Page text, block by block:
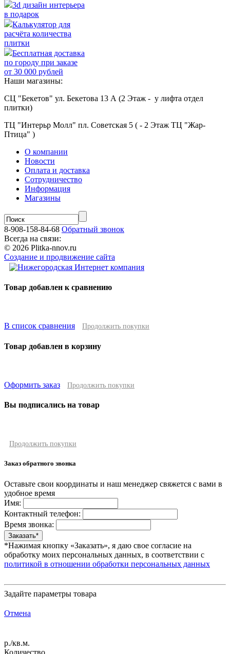
3d дизайн интерьера
в подарок
Калькулятор для
расчёта количества
плитки
Бесплатная доставка
по городу при заказе
от 30 000 рублей
Наши магазины:
СЦ "Бекетов" ул. Бекетова 13 А (2 Этаж - у лифта отдел
плитки)
ТЦ "Интерьр Молл" пл. Советская 5 ( - 2 Этаж ТЦ "Жар-
Птица" )
О компании
Новости
Оплата и доставка
Сотрудничество
Информация
Магазины
8-908-158-84-68 Обратный звонок
Всегда на связи:
© 2026 Plitka-nnov.ru
Создание и продвижение сайта
Товар добавлен к сравнению
В список сравнения Продолжить покупки
Товар добавлен в корзину
Оформить заказ Продолжить покупки
Вы подписались на товар
Продолжить покупки
Заказ обратного звонка
Оставьте свои координаты и наш менеджер свяжется с вами в
удобное время
Имя:
Контактный телефон:
Время звонка:
*Нажимая кнопку «Заказать», я даю свое согласие на
обработку моих персональных данных, в соответствии с
политикой в отношении обработки персональных данных
Задайте параметры товара
Отмена
р./кв.м.
Количество